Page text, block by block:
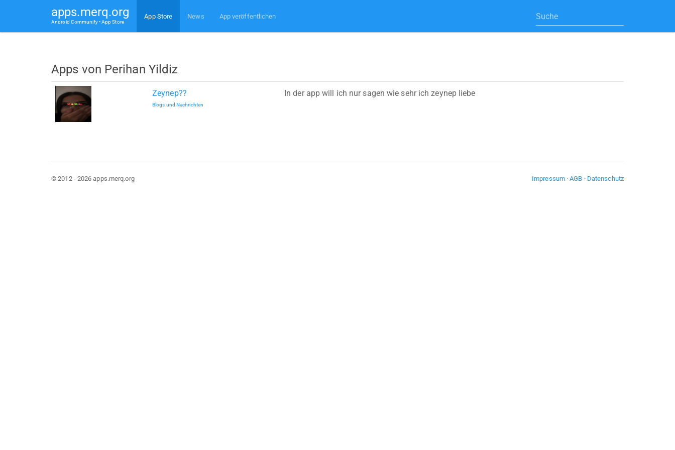
apps.merq.org
Android Community • App Store
App Store News App veröffentlichen
Apps von Perihan Yildiz
Zeynep??
Blogs und Nachrichten
In der app will ich nur sagen wie sehr ich zeynep liebe
Impressum·AGB · Datenschutz
© 2012 - 2026 apps.merq.org